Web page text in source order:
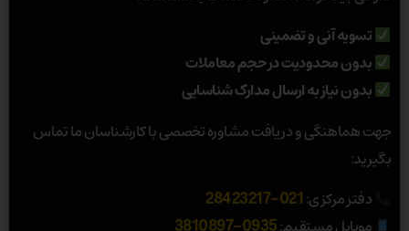
تسویه آنی و تضمینی
بدون محدودیت در حجم معاملات
بدون نیاز به ارسال مدارک شناسایی
جهت هماهنگی و دریافت مشاوره تخصصی با کارشناسان ما تماس
بگیرید:
دفتر مرکزی:021-28423217